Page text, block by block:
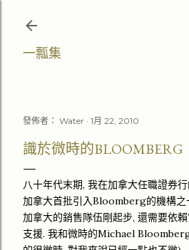
一瓢集
發佈者： Water 1月 22, 2010
識於微時的BLOOMBERG
八十年代末期, 我在加拿大任職證券
加拿大首批引入Bloomberg的機構
加拿大的銷售隊伍剛起步, 還需要依
支援. 我和微時的Michael